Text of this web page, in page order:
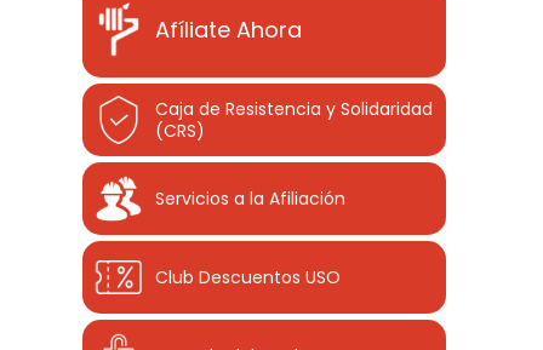
Afíliate Ahora
Caja de Resistencia y Solidaridad
(CRS)
Servicios a la Afiliación
Club Descuentos USO